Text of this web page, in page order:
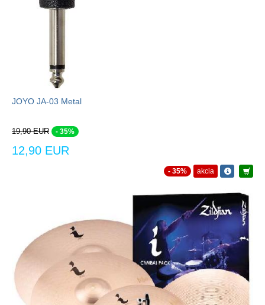
JOYO JA-03 Metal
19,90 EUR - 35%
12,90 EUR
- 35% akcia